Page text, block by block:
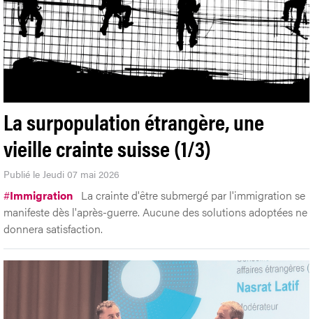
La surpopulation étrangère, une
vieille crainte suisse (1/3)
Publié le Jeudi 07 mai 2026
#Immigration La crainte d'être submergé par l'immigration se
manifeste dès l'après-guerre. Aucune des solutions adoptées ne
donnera satisfaction.